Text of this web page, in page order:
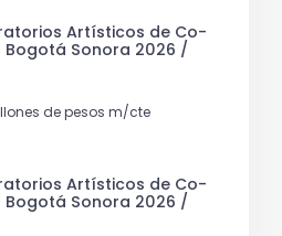
Artísticos de Co-
Sonora 2026 /
de pesos m/cte
Artísticos de Co-
Sonora 2026 /